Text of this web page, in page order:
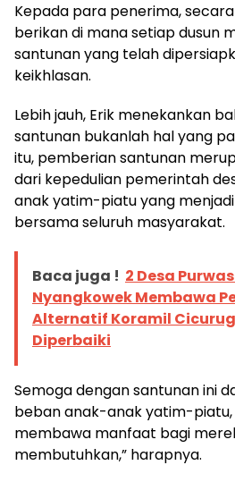
Kepada para penerima,
berikan di mana setiap dusun
santunan yang telah
keikhlasan.
Lebih jauh, Erik menekankan
santunan bukanlah hal yang
itu, pemberian santunan
dari kepedulian pemerintah
anak yatim-piatu yang
bersama seluruh masyarakat.
Baca juga ! 2 Desa
Nyangkowek Membawa
Alternatif Koramil
Diperbaiki
Semoga dengan santunan ini
beban anak-anak yatim-
membawa manfaat bagi
membutuhkan,” harapnya.